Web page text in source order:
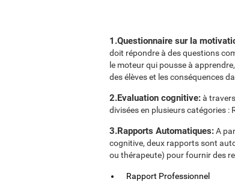
1.Questionnaire sur la
doit répondre à des questions
le moteur qui pousse à
des élèves et les conséquences
2.Evaluation cognitive:à
divisées en plusieurs catégories
3.Rapports Automatiques:A
cognitive, deux rapports sont
ou thérapeute) pour fournir des
Rapport Professionnel